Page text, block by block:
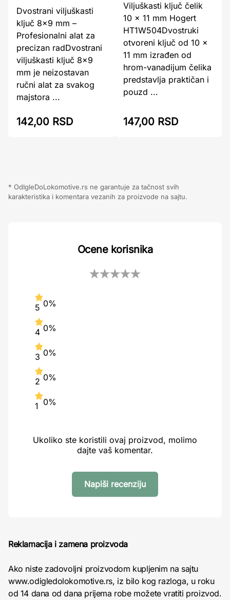
Dvostrani viljuškasti
ključ 8x9 mm –
Profesionalni alat za
precizan radDvostrani
viljuškasti ključ 8×9
mm je neizostavan
ručni alat za svakog
majstora ...
142,00 RSD
Viljuškasti ključ čelik
10 x 11 mm Hogert
HT1W504Dvostruki
otvoreni ključ od 10 x
11 mm izrađen od
hrom-vanadijum čelika
predstavlja praktičan i
pouzd ...
147,00 RSD
* OdIgleDoLokomotive.rs ne garantuje za tačnost svih
karakteristika i komentara vezanih za proizvode na sajtu.
Ocene korisnika
5 0%
4 0%
3 0%
2 0%
1 0%
Ukoliko ste koristili ovaj proizvod, molimo
dajte vaš komentar.
Napiši recenziju
Reklamacija i zamena proizvoda
Ako niste zadovoljni proizvodom kupljenim na sajtu
www.odigledolokomotive.rs, iz bilo kog razloga, u roku
od 14 dana od dana prijema robe možete vratiti proizvod.